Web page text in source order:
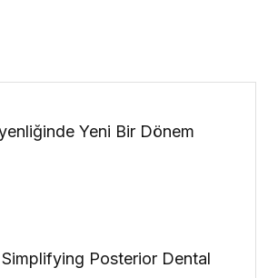
| Simplifying Posterior Dental